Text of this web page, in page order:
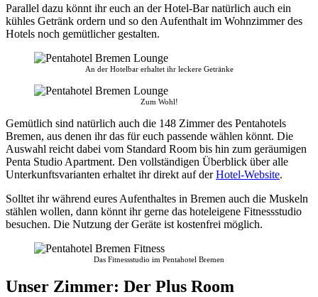
Parallel dazu könnt ihr euch an der Hotel-Bar natürlich auch ein
kühles Getränk ordern und so den Aufenthalt im Wohnzimmer des
Hotels noch gemütlicher gestalten.
An der Hotelbar erhaltet ihr leckere Getränke
Zum Wohl!
Gemütlich sind natürlich auch die 148 Zimmer des Pentahotels
Bremen, aus denen ihr das für euch passende wählen könnt. Die
Auswahl reicht dabei vom Standard Room bis hin zum geräumigen
Penta Studio Apartment. Den vollständigen Überblick über alle
Unterkunftsvarianten erhaltet ihr direkt auf derHotel-Website.
Solltet ihr während eures Aufenthaltes in Bremen auch die Muskeln
stählen wollen, dann könnt ihr gerne das hoteleigene Fitnessstudio
besuchen. Die Nutzung der Geräte ist kostenfrei möglich.
Das Fitnessstudio im Pentahotel Bremen
Unser Zimmer: Der Plus Room